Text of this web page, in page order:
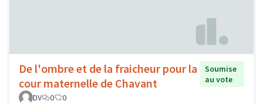
De l'ombre et de la fraicheur pour la
cour maternelle de Chavant
Soumise
au vote
DV
0 0